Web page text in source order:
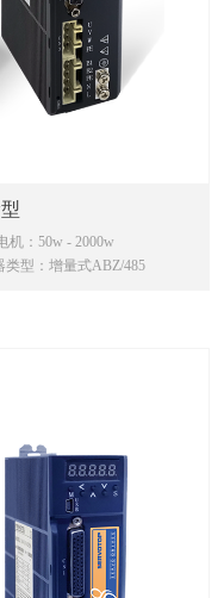
机：50w - 2000w
型：增量式ABZ/485